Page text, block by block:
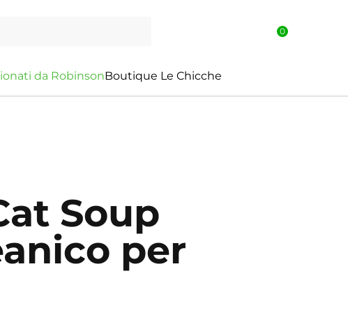
0
ionati da RobinsonBoutique Le Chicche
Soup
per